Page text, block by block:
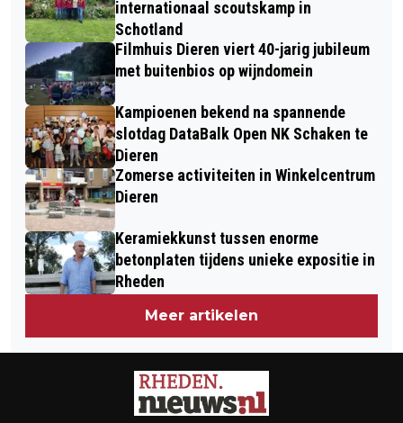
WONINGEN IN GEMEENTE RHEDEN
internationaal scoutskamp in
Schotland
Filmhuis Dieren viert 40-jarig jubileum
met buitenbios op wijndomein
Kampioenen bekend na spannende
slotdag DataBalk Open NK Schaken te
Dieren
Zomerse activiteiten in Winkelcentrum
Dieren
Keramiekkunst tussen enorme
betonplaten tijdens unieke expositie in
Rheden
Meer artikelen